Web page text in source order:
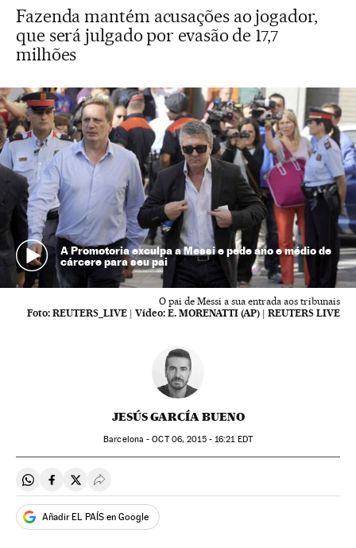
Fazenda mantém acusações ao jogador,
que será julgado por evasão de 17,7
milhões
A Promotoria exculpa a Messi e pede ano e médio de
cárcere para seu pai
O pai de Messi a sua entrada aos tribunais
Foto: REUTERS_LIVE | Vídeo: E. MORENATTI (AP) | REUTERS LIVE
JESÚS GARCÍA BUENO
Barcelona -OCT06, 2015 - 16:21EDT
Compartir en Whatsapp
Compartir en Facebook
Compartir en Twitter
Desplegar Redes Sociales
Añadir EL PAÍS en Google